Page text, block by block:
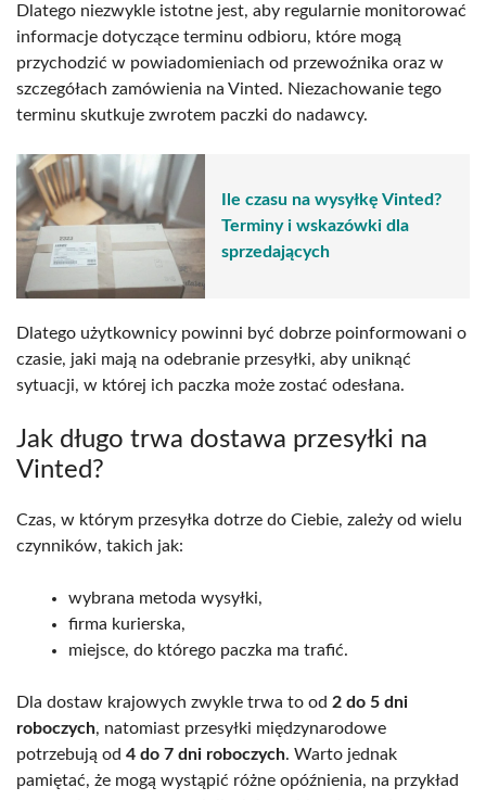
Dlatego niezwykle istotne jest, aby regularnie monitorować
informacje dotyczące terminu odbioru, które mogą
przychodzić w powiadomieniach od przewoźnika oraz w
szczegółach zamówienia na Vinted. Niezachowanie tego
terminu skutkuje zwrotem paczki do nadawcy.
Ile czasu na wysyłkę Vinted?
Terminy i wskazówki dla
sprzedających
Dlatego użytkownicy powinni być dobrze poinformowani o
czasie, jaki mają na odebranie przesyłki, aby uniknąć
sytuacji, w której ich paczka może zostać odesłana.
Jak długo trwa dostawa przesyłki na
Vinted?
Czas, w którym przesyłka dotrze do Ciebie, zależy od wielu
czynników, takich jak:
wybrana metoda wysyłki,
firma kurierska,
miejsce, do którego paczka ma trafić.
Dla dostaw krajowych zwykle trwa to od 2 do 5 dni
roboczych, natomiast przesyłki międzynarodowe
potrzebują od 4 do 7 dni roboczych. Warto jednak
pamiętać, że mogą wystąpić różne opóźnienia, na przykład